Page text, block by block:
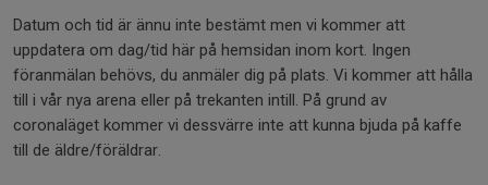
Datum och tid är ännu inte bestämt men vi kommer att
uppdatera om dag/tid här på hemsidan inom kort. Ingen
föranmälan behövs, du anmäler dig på plats. Vi kommer att hålla
till i vår nya arena eller på trekanten intill. På grund av
coronaläget kommer vi dessvärre inte att kunna bjuda på kaffe
till de äldre/föräldrar.